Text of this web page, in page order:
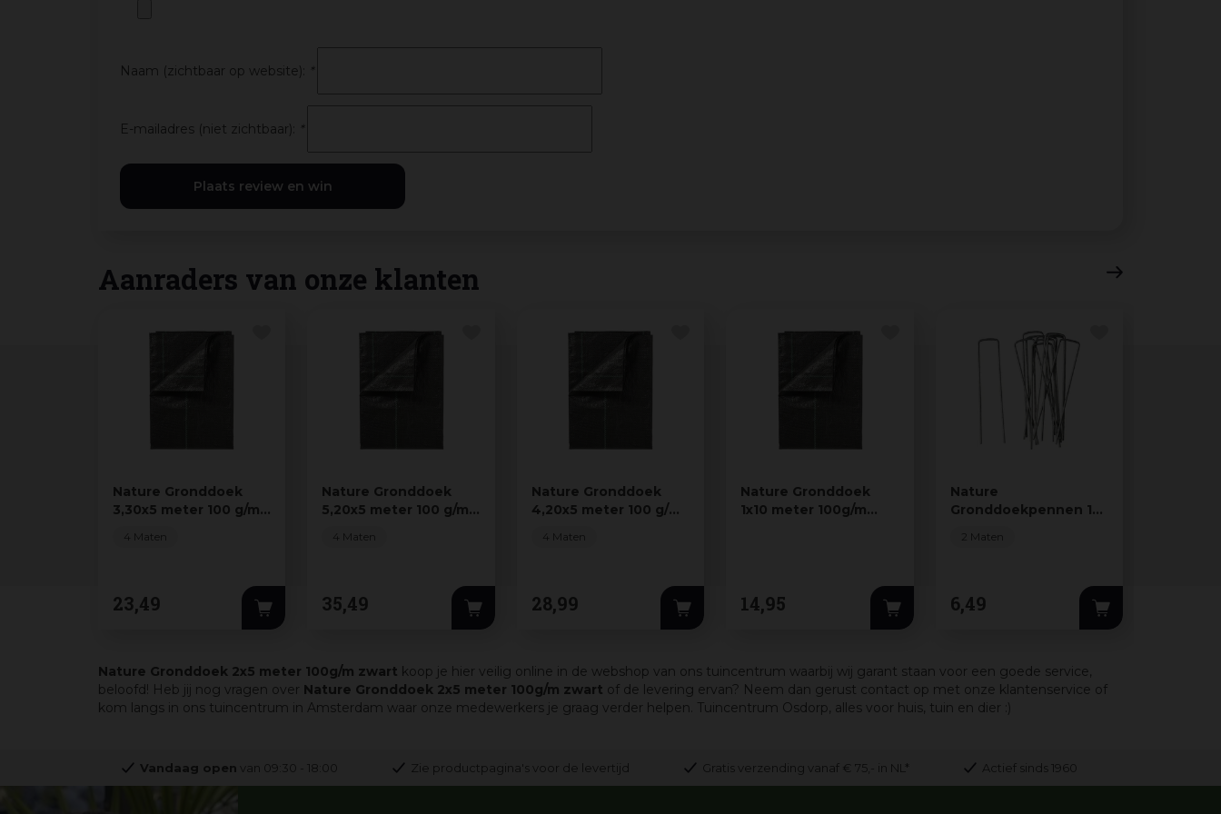
Naam (zichtbaar op website): *
E-mailadres (niet zichtbaar): *
Aanraders van onze klanten
Nature Gronddoek
3,30x5 meter 100 g/m
23,49
4 Maten
Nature Gronddoek
5,20x5 meter 100 g/m
35,49
4 Maten
Nature Gronddoek
4,20x5 meter 100 g/m
28,99
4 Maten
Nature Gronddoek
1x10 meter 100g/m
14,95
Nature
Gronddoekpennen 14
6,49
2 Maten
Nature Gronddoek 2x5 meter 100g/m zwart koop je hier veilig online in de webshop van ons tuincentrum waarbij wij garant staan voor een goede service,
beloofd! Heb jij nog vragen over Nature Gronddoek 2x5 meter 100g/m zwart of de levering ervan? Neem dan gerust contact op met onze klantenservice of
kom langs in ons tuincentrum in Amsterdam waar onze medewerkers je graag verder helpen. Tuincentrum Osdorp, alles voor huis, tuin en dier :)
Vandaag open van 09:30 18:00 Zie productpagina's voor de levertijd Gratis verzending vanaf € 75,- in NL* Actief sinds 1960